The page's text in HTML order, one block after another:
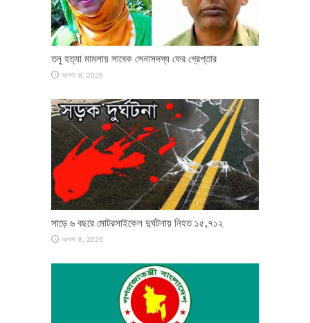
তনু হত্যা মামলায় সাবেক সেনাসদস্য ফের গ্রেপ্তার
আগস্ট 8, 2026
সাড়ে ৬ বছরে মোটরসাইকেল দুর্ঘটনায় নিহত ১৫,৭১২
আগস্ট 8, 2026